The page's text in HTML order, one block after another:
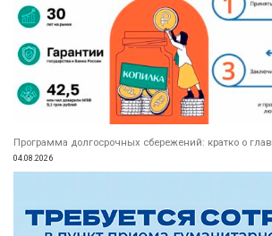
Программа долгосрочных сбережений: кратко о
04.08.2026